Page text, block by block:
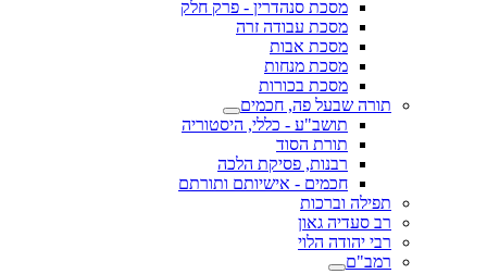
מסכת סנהדרין - פרק חלק
מסכת עבודה זרה
מסכת אבות
מסכת מנחות
מסכת בכורות
תורה שבעל פה, חכמים
תושב"ע - כללי, היסטוריה
תורת הסוד
רבנות, פסיקת הלכה
חכמים - אישיותם ותורתם
תפילה וברכות
רב סעדיה גאון
רבי יהודה הלוי
רמב"ם